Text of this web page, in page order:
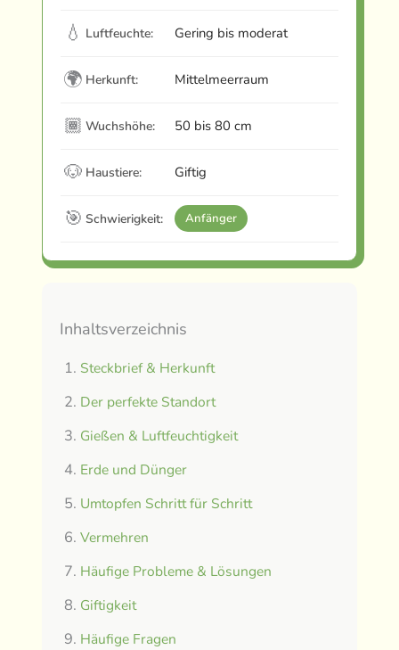
💧 Luftfeuchte: Gering bis moderat
🌍 Herkunft: Mittelmeerraum
🏾 Wuchshöhe: 50 bis 80 cm
🐶 Haustiere: Giftig
🎯 Schwierigkeit: Anfänger
Inhaltsverzeichnis
Steckbrief & Herkunft
Der perfekte Standort
Gießen & Luftfeuchtigkeit
Erde und Dünger
Umtopfen Schritt für Schritt
Vermehren
Häufige Probleme & Lösungen
Giftigkeit
Häufige Fragen